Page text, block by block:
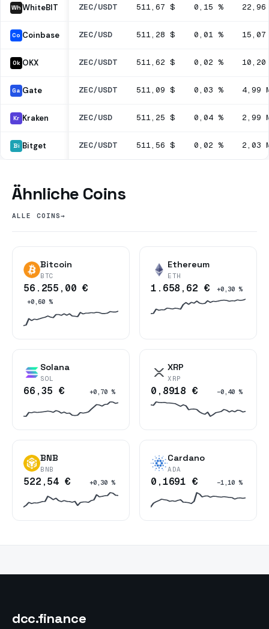
Wh WhiteBIT ZEC/USDT 511,67 $ 0,15 %
Co Coinbase ZEC/USD 511,28 $ 0,01 %
Ok OKX ZEC/USDT 511,62 $ 0,02 %
Ga Gate ZEC/USDT 511,09 $ 0,03 % 4,99
Kr Kraken ZEC/USD 511,25 $ 0,04 % 2,99
Bi Bitget ZEC/USDT 511,56 $ 0,02 % 2,03
Ähnliche Coins
ALLE COINS→
Bitcoin
BTC
56.255,00 €
+0,60 %
Ethereum
ETH
1.658,62 € +0,30 %
Solana
SOL
66,35 € +0,70 %
XRP
XRP
0,8918 € −0,40 %
BNB
BNB
522,54 € +0,30 %
Cardano
ADA
0,1691 € −1,10 %
dcc.finance